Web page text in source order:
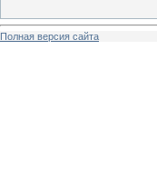
Полная версия сайта